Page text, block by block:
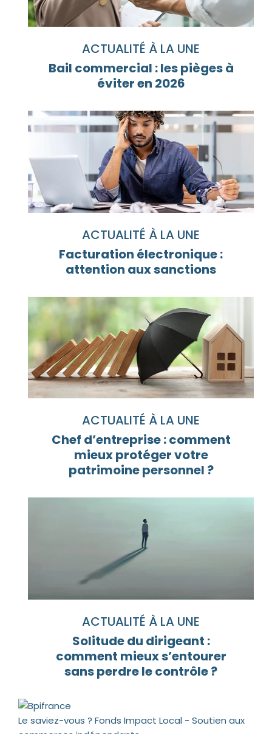
ACTUALITÉ À LA UNE
Bail commercial : les pièges à
éviter en 2026
ACTUALITÉ À LA UNE
Facturation électronique :
attention aux sanctions
ACTUALITÉ À LA UNE
Chef d’entreprise : comment
mieux protéger votre
patrimoine personnel ?
ACTUALITÉ À LA UNE
Solitude du dirigeant :
comment mieux s’entourer
sans perdre le contrôle ?
Le saviez-vous ? Fonds Impact Local - Soutien aux